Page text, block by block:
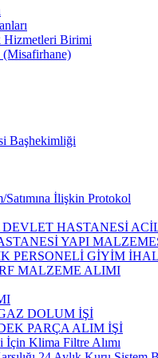
Hizmetleri Birimi
Başhekimliği
İlişkin Protokol
HASTANESİ
YAPI
PERSONELİ GİYİM
MALZEME ALIMI
DOLUM İŞİ
PARÇA ALIM İŞİ
İçin Klima Filtre Alımı